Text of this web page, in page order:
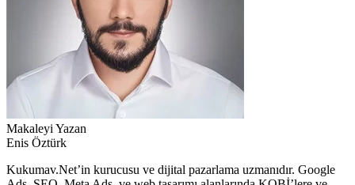
Makaleyi Yazan
Enis Öztürk
Kukumav.Net’in kurucusu ve dijital pazarlama uzmanıdır. Google